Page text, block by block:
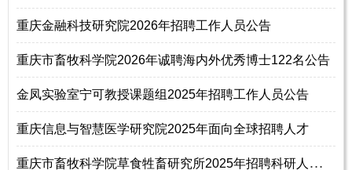
重庆金融科技研究院2026年招聘工作人员公告
重庆市畜牧科学院2026年诚聘海内外优秀博士122名公告
金凤实验室宁可教授课题组2025年招聘工作人员公告
重庆信息与智慧医学研究院2025年面向全球招聘人才
重
庆市畜牧科学院草食牲畜研究所2025年招聘科研人员启事